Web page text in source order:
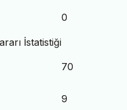
0
İstatistiği
70
9